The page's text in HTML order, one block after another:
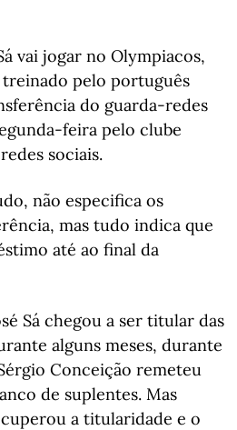
vai jogar no Olympiacos,
treinado pelo português
do guarda-redes
feira pelo clube
sociais.
não especifica os
mas tudo indica que
até ao final da
Sá chegou a ser titular das
alguns meses, durante
Conceição remeteu
de suplentes. Mas
a titularidade e o